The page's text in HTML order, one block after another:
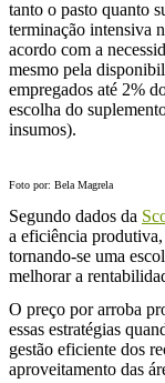
tanto o pasto quanto
terminação intensiva
acordo com a
mesmo pela
empregados até 2%
escolha do
insumos).
Foto por: Bela Magrela
Segundo dados da
a eficiência produtiva,
tornando-se uma
melhorar a
O preço por arroba
essas estratégias
gestão eficiente dos
aproveitamento das